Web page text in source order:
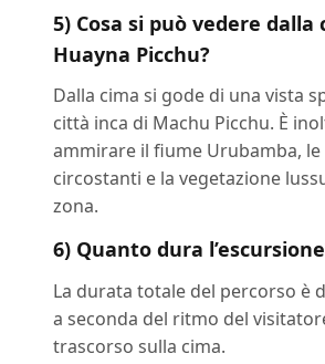
5) Cosa si può vedere dalla
Huayna Picchu?
Dalla cima si gode di una vista
città inca di Machu Picchu. È
ammirare il fiume Urubamba,
circostanti e la vegetazione
zona.
6) Quanto dura
La durata totale del percorso è
a seconda del ritmo del
trascorso sulla cima.